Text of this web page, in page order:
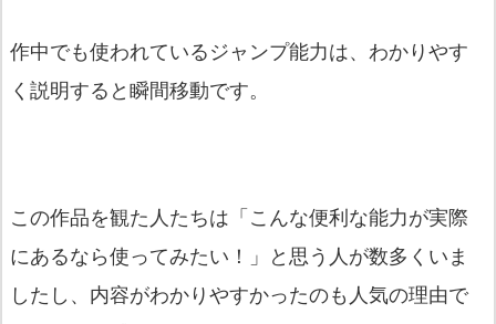
作中でも使われているジャンプ能力は、わかりやす
く説明すると瞬間移動です。
この作品を観た人たちは「こんな便利な能力が実際
にあるなら使ってみたい！」と思う人が数多くいま
したし、内容がわかりやすかったのも人気の理由で